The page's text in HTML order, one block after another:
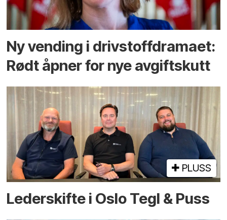
Ny vending i drivstoffdramaet:
Rødt åpner for nye avgiftskutt
PLUSS
Lederskifte i Oslo Tegl & Puss